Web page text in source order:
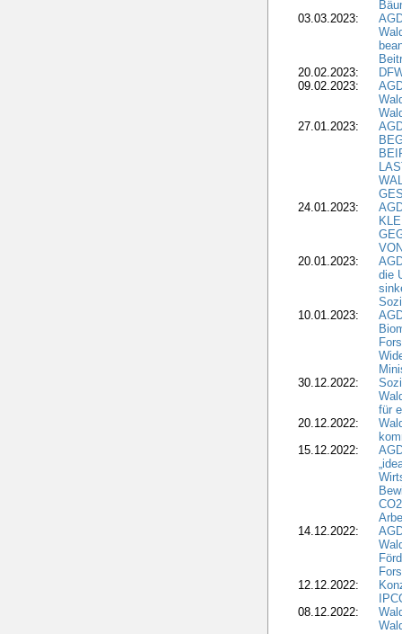
03.03.2023:
20.02.2023:
09.02.2023:
27.01.2023:
24.01.2023:
20.01.2023:
die
10.01.2023:
30.12.2022:
für
20.12.2022:
15.12.2022:
14.12.2022:
12.12.2022:
08.12.2022: